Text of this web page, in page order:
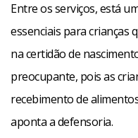
Entre os serviços, está
essenciais para crianças
na certidão de
preocupante, pois as
recebimento de
aponta a defensoria.